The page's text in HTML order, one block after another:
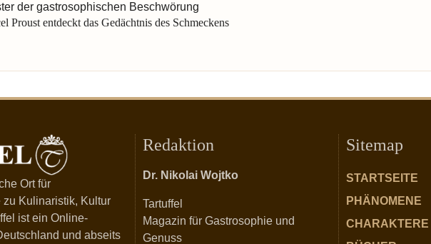
der gastrosophischen Beschwörung
Proust entdeckt das Gedächtnis des Schmeckens
Ort für
Kulinaristik, Kultur
ist ein Online-
und abseits
Redaktion
Dr. Nikolai Wojtko
Tartuffel
Magazin für Gastrosophie und
Genuss
Sitemap
STARTSEITE
PHÄNOMENE
CHARAKTERE